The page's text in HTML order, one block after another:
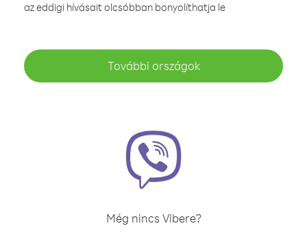
az eddigi hívásait olcsóbban bonyolíthatja le
További országok
Még nincs Vibere?